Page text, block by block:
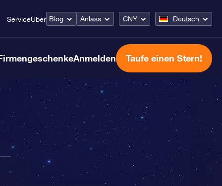
ServiceÜber Blog Anlass CNY Deutsch
Anmelden Taufe einen Stern!